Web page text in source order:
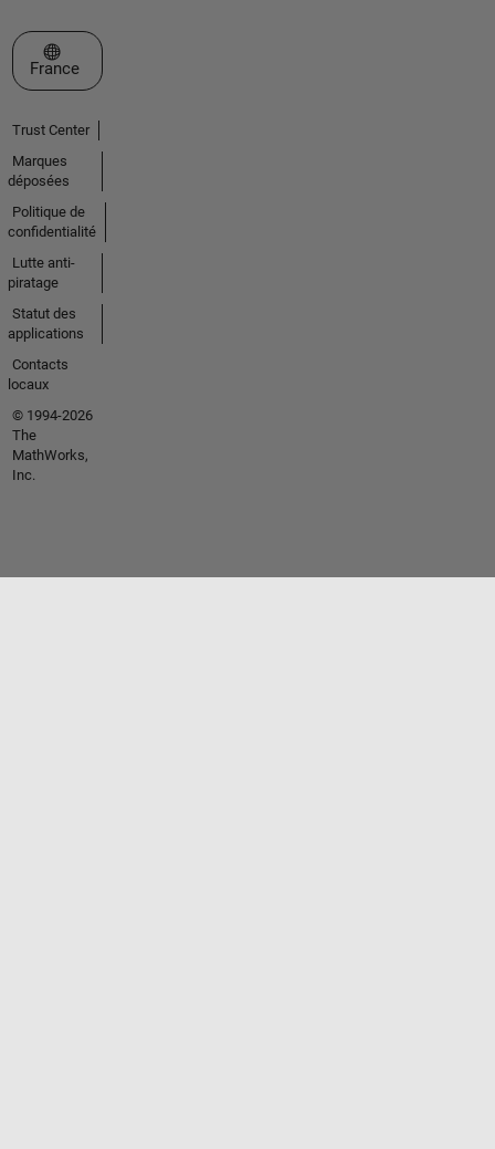
Sélectionner un site web
France
Trust Center
Marques
déposées
Politique de
confidentialité
Lutte anti-
piratage
Statut des
applications
Contacts
locaux
© 1994-2026
The
MathWorks,
Inc.